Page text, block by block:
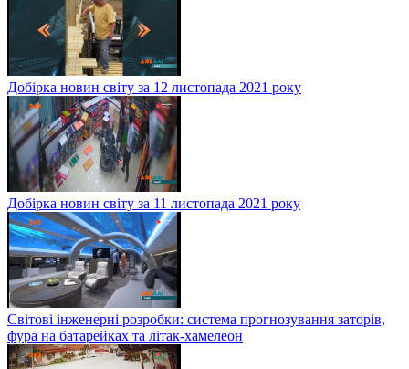
Добірка новин світу за 12 листопада 2021 року
Добірка новин світу за 11 листопада 2021 року
Світові інженерні розробки: система прогнозування заторів,
фура на батарейках та літак-хамелеон